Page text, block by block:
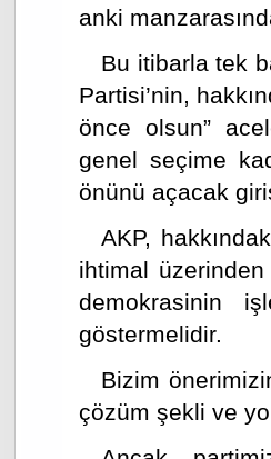
anki
Bu itibarla tek
Partisi’nin,
önce olsun”
genel seçime
önünü açacak
AKP,
ihtimal
demokrasinin
göstermelidir.
Bizim
çözüm şekli ve